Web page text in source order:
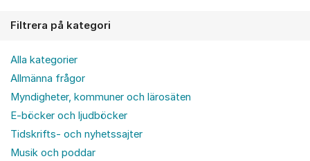
Filtrera på kategori
Alla kategorier
Allmänna frågor
Myndigheter, kommuner och lärosäten
E-böcker och ljudböcker
Tidskrifts- och nyhetssajter
Musik och poddar